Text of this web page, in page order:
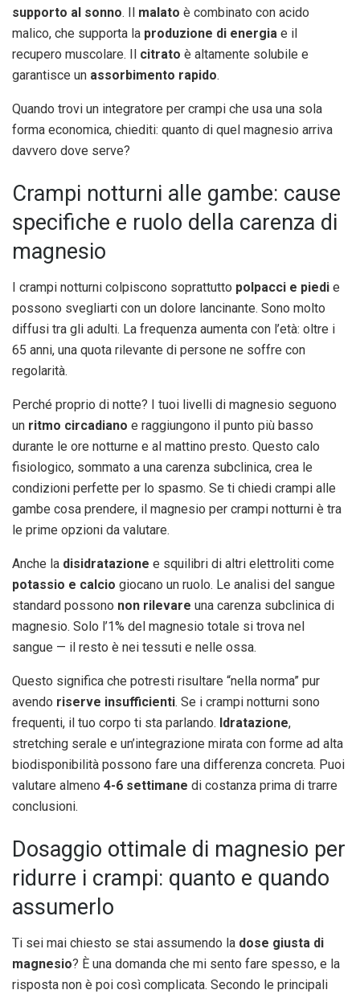
supporto al sonno. Il malato è combinato con acido
malico, che supporta la produzione di energia e il
recupero muscolare. Il citrato è altamente solubile e
garantisce un assorbimento rapido.
Quando trovi un integratore per crampi che usa una sola
forma economica, chiediti: quanto di quel magnesio arriva
davvero dove serve?
Crampi notturni alle gambe: cause
specifiche e ruolo della carenza di
magnesio
I crampi notturni colpiscono soprattutto polpacci e piedi e
possono svegliarti con un dolore lancinante. Sono molto
diffusi tra gli adulti. La frequenza aumenta con l’età: oltre i
65 anni, una quota rilevante di persone ne soffre con
regolarità.
Perché proprio di notte? I tuoi livelli di magnesio seguono
un ritmo circadiano e raggiungono il punto più basso
durante le ore notturne e al mattino presto. Questo calo
fisiologico, sommato a una carenza subclinica, crea le
condizioni perfette per lo spasmo. Se ti chiedi crampi alle
gambe cosa prendere, il magnesio per crampi notturni è tra
le prime opzioni da valutare.
Anche la disidratazione e squilibri di altri elettroliti come
potassio e calcio giocano un ruolo. Le analisi del sangue
standard possono non rilevare una carenza subclinica di
magnesio. Solo l’1% del magnesio totale si trova nel
sangue — il resto è nei tessuti e nelle ossa.
Questo significa che potresti risultare “nella norma” pur
avendo riserve insufficienti. Se i crampi notturni sono
frequenti, il tuo corpo ti sta parlando. Idratazione,
stretching serale e un’integrazione mirata con forme ad alta
biodisponibilità possono fare una differenza concreta. Puoi
valutare almeno 4-6 settimane di costanza prima di trarre
conclusioni.
Dosaggio ottimale di magnesio per
ridurre i crampi: quanto e quando
assumerlo
Ti sei mai chiesto se stai assumendo la dose giusta di
magnesio? È una domanda che mi sento fare spesso, e la
risposta non è poi così complicata. Secondo le principali